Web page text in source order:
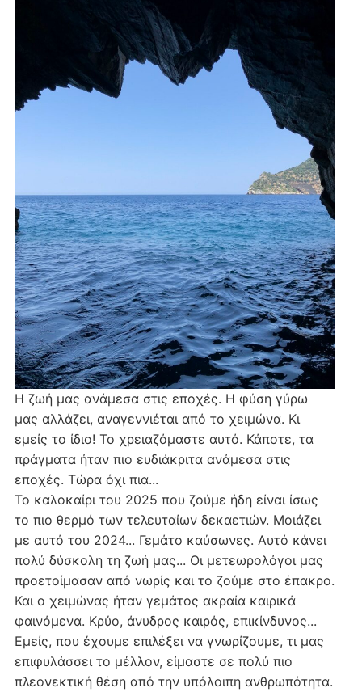
Η ζωή μας ανάμεσα στις εποχές. Η φύση γύρω
μας αλλάζει, αναγεννιέται από το χειμώνα. Κι
εμείς το ίδιο! Το χρειαζόμαστε αυτό. Κάποτε, τα
πράγματα ήταν πιο ευδιάκριτα ανάμεσα στις
εποχές. Τώρα όχι πια...
Το καλοκαίρι του 2025 που ζούμε ήδη είναι ίσως
το πιο θερμό των τελευταίων δεκαετιών. Μοιάζει
με αυτό του 2024... Γεμάτο καύσωνες. Αυτό κάνει
πολύ δύσκολη τη ζωή μας... Οι μετεωρολόγοι μας
προετοίμασαν από νωρίς και το ζούμε στο έπακρο.
Και ο χειμώνας ήταν γεμάτος ακραία καιρικά
φαινόμενα. Κρύο, άνυδρος καιρός, επικίνδυνος...
Εμείς, που έχουμε επιλέξει να γνωρίζουμε, τι μας
επιφυλάσσει το μέλλον, είμαστε σε πολύ πιο
πλεονεκτική θέση από την υπόλοιπη ανθρωπότητα.